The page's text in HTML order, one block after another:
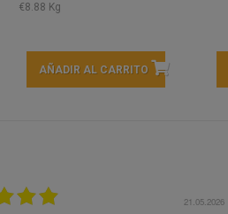
€8.88 Kg
AÑADIR AL CARRITO
21.05.2026